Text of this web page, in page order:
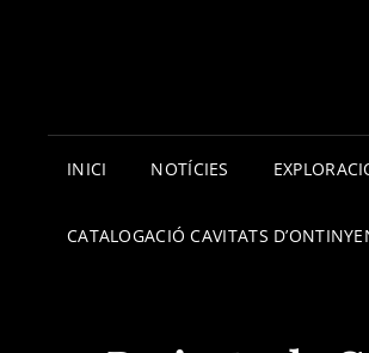
INICI NOTÍCIES
CATALOGACIÓ CAVITATS